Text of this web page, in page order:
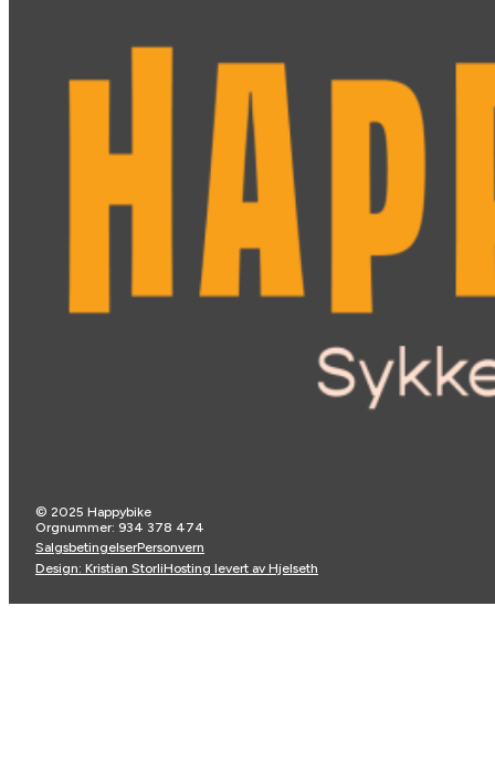
© 2025 Happybike
Orgnummer: 934 378 474
SalgsbetingelserPersonvern
Design: Kristian StorliHosting levert av Hjelseth